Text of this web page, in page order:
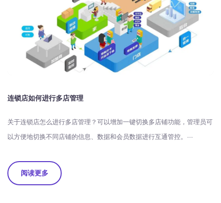
连锁店如何进行多店管理
关于连锁店怎么进行多店管理？可以增加一键切换多店铺功能，管理员可
以方便地切换不同店铺的信息、数据和会员数据进行互通管控。···
阅读更多